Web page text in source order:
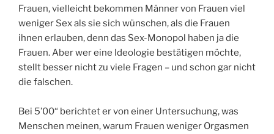
Frauen, vielleicht bekommen Männer von Frauen viel
weniger Sex als sie sich wünschen, als die Frauen
ihnen erlauben, denn das Sex-Monopol haben ja die
Frauen. Aber wer eine Ideologie bestätigen möchte,
stellt besser nicht zu viele Fragen – und schon gar nicht
die falschen.
Bei 5’00“ berichtet er von einer Untersuchung, was
Menschen meinen, warum Frauen weniger Orgasmen